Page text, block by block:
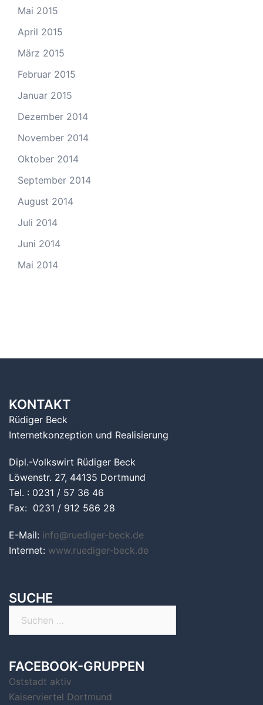
Mai 2015
April 2015
März 2015
Februar 2015
Januar 2015
Dezember 2014
November 2014
Oktober 2014
September 2014
August 2014
Juli 2014
Juni 2014
Mai 2014
KONTAKT
Rüdiger Beck
Internetkonzeption und Realisierung
Dipl.-Volkswirt Rüdiger Beck
Löwenstr. 27, 44135 Dortmund
Tel. : 0231 / 57 36 46
Fax: 0231 / 912 586 28
E-Mail: info@ruediger-beck.de
Internet: www.ruediger-beck.de
SUCHE
nach:
FACEBOOK-GRUPPEN
Oststadt aktiv
Kaiserviertel Dortmund